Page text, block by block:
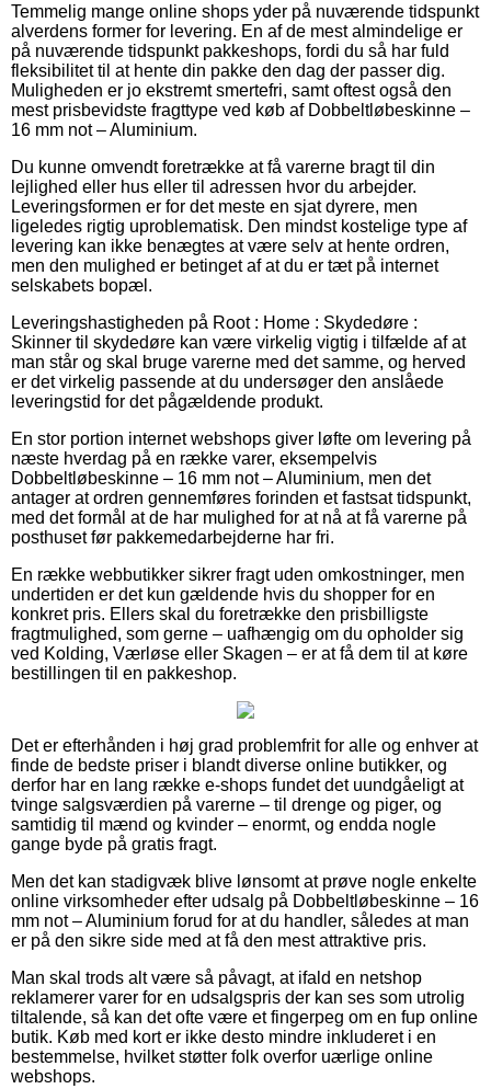
Temmelig mange online shops yder på nuværende tidspunkt
alverdens former for levering. En af de mest almindelige er
på nuværende tidspunkt pakkeshops, fordi du så har fuld
fleksibilitet til at hente din pakke den dag der passer dig.
Muligheden er jo ekstremt smertefri, samt oftest også den
mest prisbevidste fragttype ved køb af Dobbeltløbeskinne –
16 mm not – Aluminium.
Du kunne omvendt foretrække at få varerne bragt til din
lejlighed eller hus eller til adressen hvor du arbejder.
Leveringsformen er for det meste en sjat dyrere, men
ligeledes rigtig uproblematisk. Den mindst kostelige type af
levering kan ikke benægtes at være selv at hente ordren,
men den mulighed er betinget af at du er tæt på internet
selskabets bopæl.
Leveringshastigheden på Root : Home : Skydedøre :
Skinner til skydedøre kan være virkelig vigtig i tilfælde af at
man står og skal bruge varerne med det samme, og herved
er det virkelig passende at du undersøger den anslåede
leveringstid for det pågældende produkt.
En stor portion internet webshops giver løfte om levering på
næste hverdag på en række varer, eksempelvis
Dobbeltløbeskinne – 16 mm not – Aluminium, men det
antager at ordren gennemføres forinden et fastsat tidspunkt,
med det formål at de har mulighed for at nå at få varerne på
posthuset før pakkemedarbejderne har fri.
En række webbutikker sikrer fragt uden omkostninger, men
undertiden er det kun gældende hvis du shopper for en
konkret pris. Ellers skal du foretrække den prisbilligste
fragtmulighed, som gerne – uafhængig om du opholder sig
ved Kolding, Værløse eller Skagen – er at få dem til at køre
bestillingen til en pakkeshop.
Det er efterhånden i høj grad problemfrit for alle og enhver at
finde de bedste priser i blandt diverse online butikker, og
derfor har en lang række e-shops fundet det uundgåeligt at
tvinge salgsværdien på varerne – til drenge og piger, og
samtidig til mænd og kvinder – enormt, og endda nogle
gange byde på gratis fragt.
Men det kan stadigvæk blive lønsomt at prøve nogle enkelte
online virksomheder efter udsalg på Dobbeltløbeskinne – 16
mm not – Aluminium forud for at du handler, således at man
er på den sikre side med at få den mest attraktive pris.
Man skal trods alt være så påvagt, at ifald en netshop
reklamerer varer for en udsalgspris der kan ses som utrolig
tiltalende, så kan det ofte være et fingerpeg om en fup online
butik. Køb med kort er ikke desto mindre inkluderet i en
bestemmelse, hvilket støtter folk overfor uærlige online
webshops.